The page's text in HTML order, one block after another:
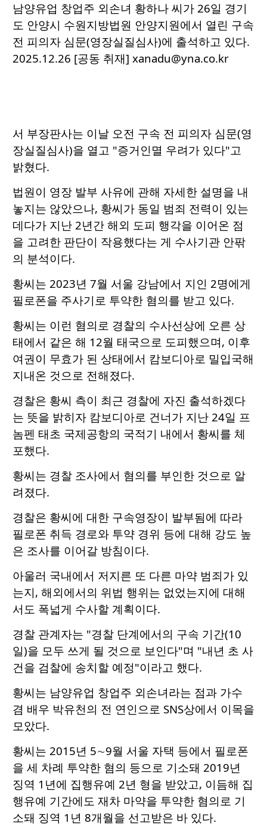
남양유업 창업주 외손녀 황하나 씨가 26일 경기
도 안양시 수원지방법원 안양지원에서 열린 구속
전 피의자 심문(영장실질심사)에 출석하고 있다.
2025.12.26 [공동 취재] xanadu@yna.co.kr
서 부장판사는 이날 오전 구속 전 피의자 심문(영
장실질심사)을 열고 "증거인멸 우려가 있다"고
밝혔다.
법원이 영장 발부 사유에 관해 자세한 설명을 내
놓지는 않았으나, 황씨가 동일 범죄 전력이 있는
데다가 지난 2년간 해외 도피 행각을 이어온 점
을 고려한 판단이 작용했다는 게 수사기관 안팎
의 분석이다.
황씨는 2023년 7월 서울 강남에서 지인 2명에게
필로폰을 주사기로 투약한 혐의를 받고 있다.
황씨는 이런 혐의로 경찰의 수사선상에 오른 상
태에서 같은 해 12월 태국으로 도피했으며, 이후
여권이 무효가 된 상태에서 캄보디아로 밀입국해
지내온 것으로 전해졌다.
경찰은 황씨 측이 최근 경찰에 자진 출석하겠다
는 뜻을 밝히자 캄보디아로 건너가 지난 24일 프
놈펜 태초 국제공항의 국적기 내에서 황씨를 체
포했다.
황씨는 경찰 조사에서 혐의를 부인한 것으로 알
려졌다.
경찰은 황씨에 대한 구속영장이 발부됨에 따라
필로폰 취득 경로와 투약 경위 등에 대해 강도 높
은 조사를 이어갈 방침이다.
아울러 국내에서 저지른 또 다른 마약 범죄가 있
는지, 해외에서의 위법 행위는 없었는지에 대해
서도 폭넓게 수사할 계획이다.
경찰 관계자는 "경찰 단계에서의 구속 기간(10
일)을 모두 쓰게 될 것으로 보인다"며 "내년 초 사
건을 검찰에 송치할 예정"이라고 했다.
황씨는 남양유업 창업주 외손녀라는 점과 가수
겸 배우 박유천의 전 연인으로 SNS상에서 이목을
모았다.
황씨는 2015년 5∼9월 서울 자택 등에서 필로폰
을 세 차례 투약한 혐의 등으로 기소돼 2019년
징역 1년에 집행유예 2년 형을 받았고, 이듬해 집
행유예 기간에도 재차 마약을 투약한 혐의로 기
소돼 징역 1년 8개월을 선고받은 바 있다.